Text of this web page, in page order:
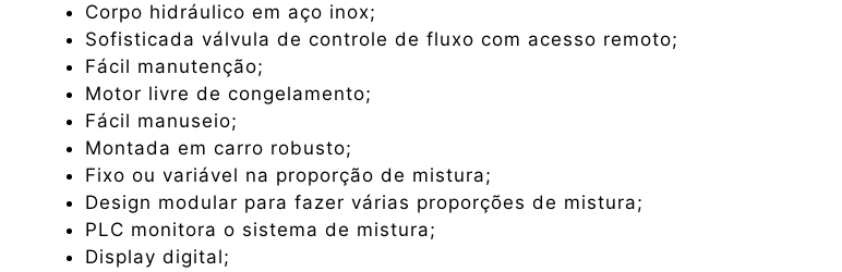
Corpo hidráulico em aço inox;
Sofisticada válvula de controle de fluxo com acesso remoto;
Fácil manutenção;
Motor livre de congelamento;
Fácil manuseio;
Montada em carro robusto;
Fixo ou variável na proporção de mistura;
Design modular para fazer várias proporções de mistura;
PLC monitora o sistema de mistura;
Display digital;